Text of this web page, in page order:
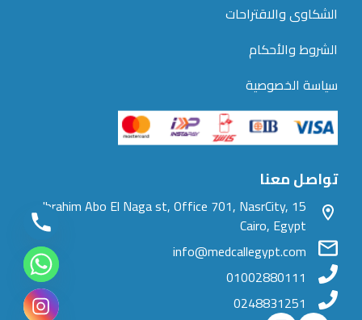
الشكاوى والاقتراحات
الشروط والأحكام
سياسة الخصوصية
تواصل معنا
15 Ibrahim Abo El Naga st, Office 701, NasrCity,
Cairo, Egypt
info@medcallegypt.com
01002880111
0248831251